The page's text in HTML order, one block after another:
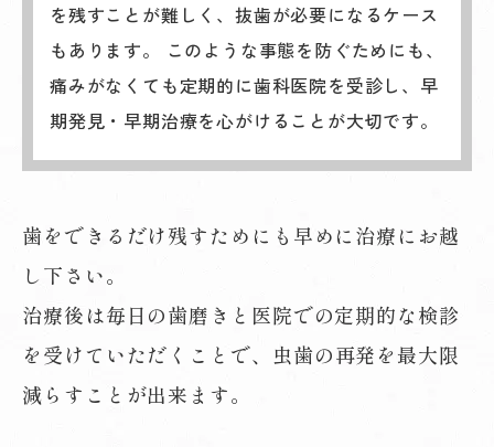
を残すことが難しく、抜歯が必要になるケース
もあります。 このような事態を防ぐためにも、
痛みがなくても定期的に歯科医院を受診し、早
期発見・早期治療を心がけることが大切です。
歯をできるだけ残すためにも早めに治療にお越
し下さい。
治療後は毎日の歯磨きと医院での定期的な検診
を受けていただくことで、 虫歯の再発を最大限
減らすことが出来ます。